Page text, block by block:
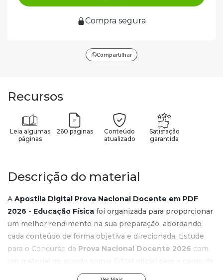
Compra segura
Compartilhar
Recursos
Leia algumas
páginas
260 páginas
Conteúdo
atualizado
Satisfação
garantida
Descrição do material
A Apostila Digital Prova Nacional Docente em PDF
2026 - Educação Física foi organizada para proporcionar
um melhor rendimento na sua preparação, abordando
cada conteúdo de forma objetiva e direcionada. Estude
para o Concurso da Prova Nacional Docente 2026 com